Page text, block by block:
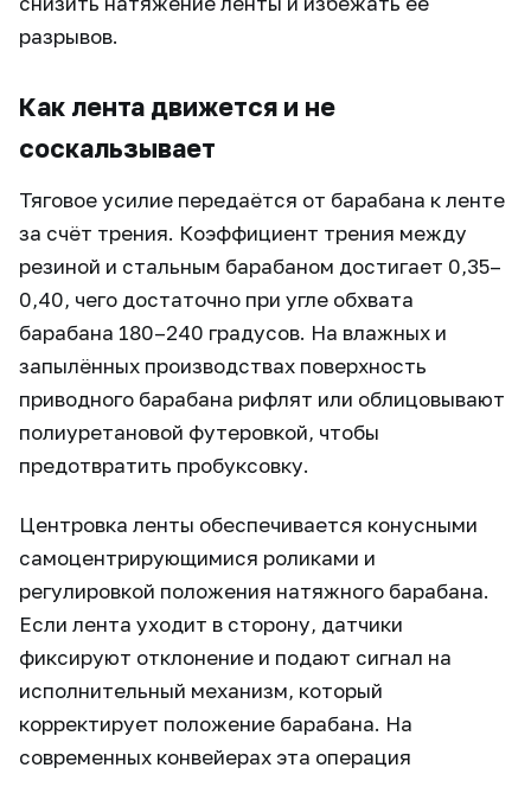
разрывов.
Как лента движется и не
соскальзывает
Тяговое усилие передаётся от барабана к ленте
за счёт трения. Коэффициент трения между
резиной и стальным барабаном достигает 0,35–
0,40, чего достаточно при угле обхвата
барабана 180–240 градусов. На влажных и
запылённых производствах поверхность
приводного барабана рифлят или облицовывают
полиуретановой футеровкой, чтобы
предотвратить пробуксовку.
Центровка ленты обеспечивается конусными
самоцентрирующимися роликами и
регулировкой положения натяжного барабана.
Если лента уходит в сторону, датчики
фиксируют отклонение и подают сигнал на
исполнительный механизм, который
корректирует положение барабана. На
современных конвейерах эта операция